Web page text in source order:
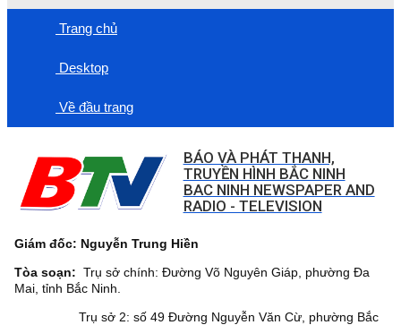
Trang chủ
Desktop
Về đầu trang
BÁO VÀ PHÁT THANH,
TRUYỀN HÌNH BẮC NINH
BAC NINH NEWSPAPER AND
RADIO - TELEVISION
Giám đốc: Nguyễn Trung Hiền
Tòa soạn: Trụ sở chính: Đường Võ Nguyên Giáp, phường Đa
Mai, tỉnh Bắc Ninh.
Trụ sở 2: số 49 Đường Nguyễn Văn Cừ, phường Bắc